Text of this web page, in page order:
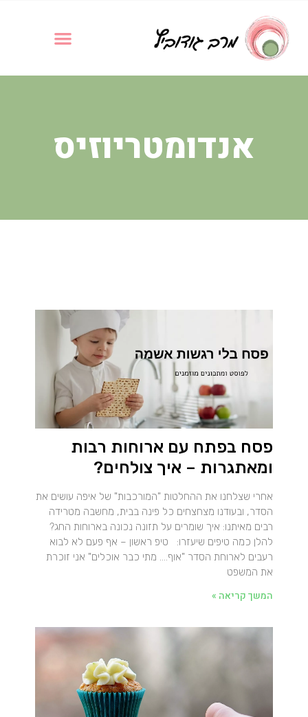
אנדומטריוזיס
פסח בפתח עם ארוחות רבות
ומאתגרות – איך צולחים?
אחרי שצלחנו את ההחלטות "המורכבות" של איפה עושים את
הסדר, ובעודנו מצחצחים כל פינה בבית, מחשבה מטרידה
רבים מאיתנו: איך שומרים על תזונה נכונה בארוחות החג?
להלן כמה טיפים שיעזרו: טיפ ראשון – אף פעם לא לבוא
רעבים לארוחת הסדר "אוף…. מתי כבר אוכלים" אני זוכרת
את המשפט
המשך קריאה »